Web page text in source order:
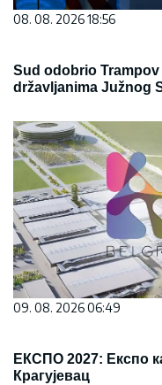
08. 08. 2026 18:56
Sud odobrio
državljanima Južnog
09. 08. 2026 06:49
ЕКСПО 2027: Експо
Крагујевац